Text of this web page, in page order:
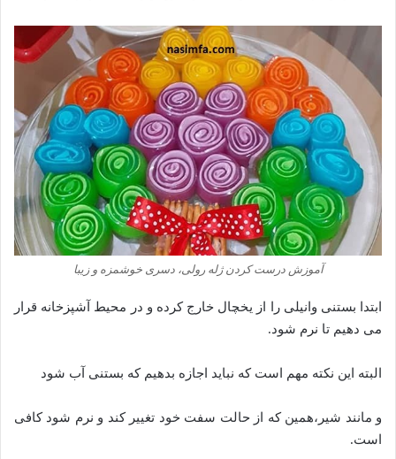
آموزش درست کردن ژله رولی، دسری خوشمزه و زیبا
ابتدا بستنی وانیلی را از یخچال خارج کرده و در محیط آشپزخانه قرار
می دهیم تا نرم شود.
البته این نکته مهم است که نباید اجازه بدهیم که بستنی آب شود
و مانند شیر،همین که از حالت سفت خود تغییر کند و نرم شود کافی
است.